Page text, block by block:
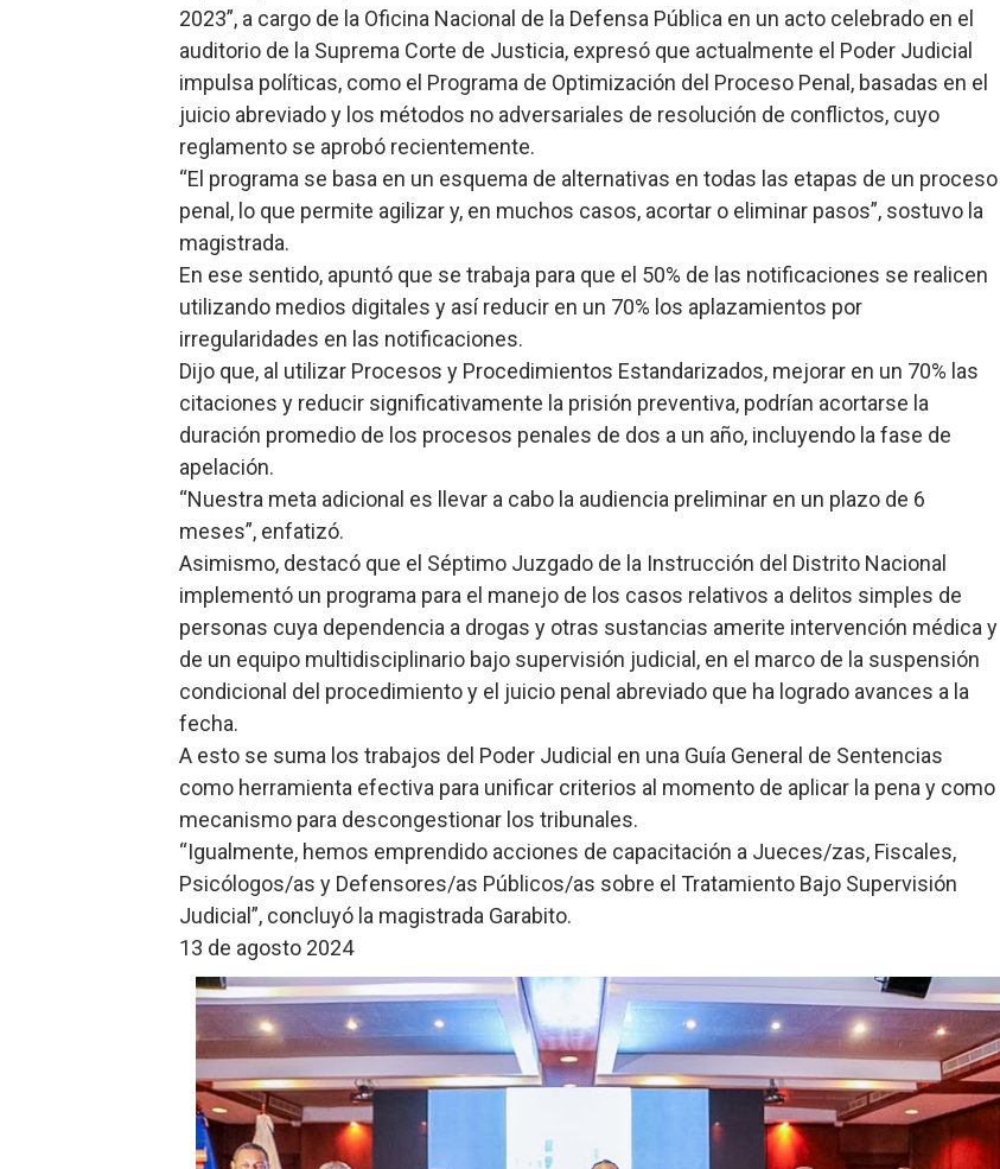
Ministerio de Defensa siembra esperanza y protege el agua mediante Jornada
2023”, a cargo de la Oficina Nacional de la Defensa Pública en un acto celebrado en el
auditorio de la Suprema Corte de Justicia, expresó que actualmente el Poder Judicial
impulsa políticas, como el Programa de Optimización del Proceso Penal, basadas en el
juicio abreviado y los métodos no adversariales de resolución de conflictos, cuyo
reglamento se aprobó recientemente.
“El programa se basa en un esquema de alternativas en todas las etapas de un proceso
penal, lo que permite agilizar y, en muchos casos, acortar o eliminar pasos”, sostuvo la
magistrada.
En ese sentido, apuntó que se trabaja para que el 50% de las notificaciones se realicen
utilizando medios digitales y así reducir en un 70% los aplazamientos por
irregularidades en las notificaciones.
Dijo que, al utilizar Procesos y Procedimientos Estandarizados, mejorar en un 70% las
citaciones y reducir significativamente la prisión preventiva, podrían acortarse la
duración promedio de los procesos penales de dos a un año, incluyendo la fase de
apelación.
“Nuestra meta adicional es llevar a cabo la audiencia preliminar en un plazo de 6
meses”, enfatizó.
Asimismo, destacó que el Séptimo Juzgado de la Instrucción del Distrito Nacional
implementó un programa para el manejo de los casos relativos a delitos simples de
personas cuya dependencia a drogas y otras sustancias amerite intervención médica y
de un equipo multidisciplinario bajo supervisión judicial, en el marco de la suspensión
condicional del procedimiento y el juicio penal abreviado que ha logrado avances a la
fecha.
A esto se suma los trabajos del Poder Judicial en una Guía General de Sentencias
como herramienta efectiva para unificar criterios al momento de aplicar la pena y como
mecanismo para descongestionar los tribunales.
“Igualmente, hemos emprendido acciones de capacitación a Jueces/zas, Fiscales,
Psicólogos/as y Defensores/as Públicos/as sobre el Tratamiento Bajo Supervisión
Judicial”, concluyó la magistrada Garabito.
13 de agosto 2024